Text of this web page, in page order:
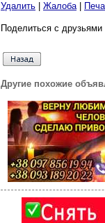
Удалить Жалоба|
Поделиться с
Другие похожие